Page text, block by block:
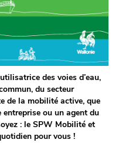
des voies d’eau,
du secteur
de la mobilité active, que
entreprise ou un agent du
: le SPW Mobilité et
pour vous !